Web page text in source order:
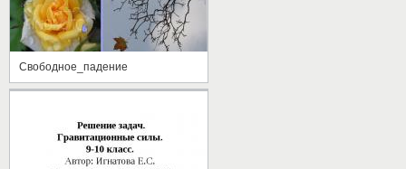
Свободное_падение